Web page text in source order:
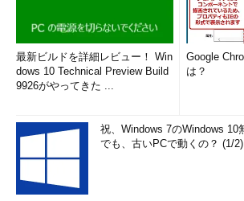
最新ビルドを詳細レビュー！ Win
dows 10 Technical Preview Build
9926がやってきた ...
Google
は？
祝、Windows 7のWindows 10
でも、古いPCで動くの？ (1/2)